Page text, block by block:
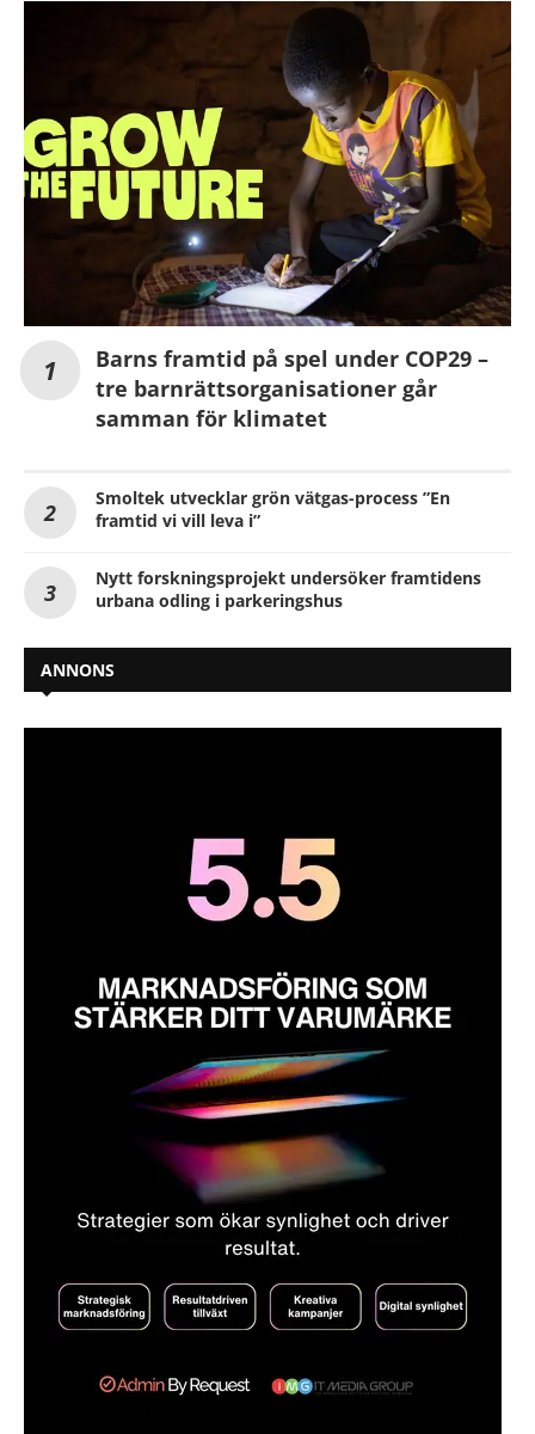
Barns framtid på spel under COP29 –
tre barnrättsorganisationer går
samman för klimatet
Smoltek utvecklar grön vätgas-process ”En
framtid vi vill leva i”
Nytt forskningsprojekt undersöker framtidens
urbana odling i parkeringshus
ANNONS